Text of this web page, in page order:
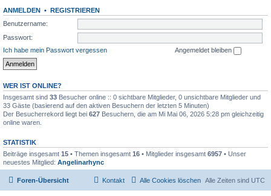
ANMELDEN • REGISTRIEREN
Benutzername:
Passwort:
Ich habe mein Passwort vergessen
Angemeldet bleiben
WER IST ONLINE?
Insgesamt sind 33 Besucher online :: 0 sichtbare Mitglieder, 0 unsichtbare Mitglieder und
33 Gäste (basierend auf den aktiven Besuchern der letzten 5 Minuten)
Der Besucherrekord liegt bei 627 Besuchern, die am Mi Mai 06, 2026 5:28 pm gleichzeitig
online waren.
STATISTIK
Beiträge insgesamt 15 • Themen insgesamt 16 • Mitglieder insgesamt 6957 • Unser
neuestes Mitglied: Angelinarhync
Foren-Übersicht Alle Zeiten sind UTC
Alle Cookies löschen
Kontakt